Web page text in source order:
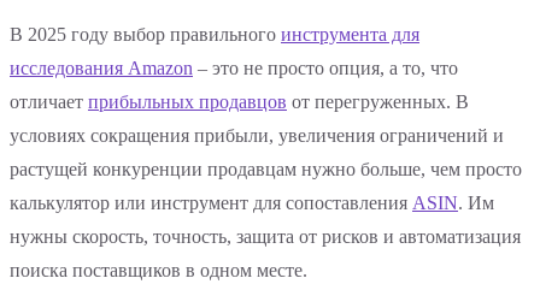
В 2025 году выбор правильного инструмента для
исследования Amazon – это не просто опция, а то, что
отличает прибыльных продавцов от перегруженных. В
условиях сокращения прибыли, увеличения ограничений и
растущей конкуренции продавцам нужно больше, чем просто
калькулятор или инструмент для сопоставления ASIN. Им
нужны скорость, точность, защита от рисков и автоматизация
поиска поставщиков в одном месте.